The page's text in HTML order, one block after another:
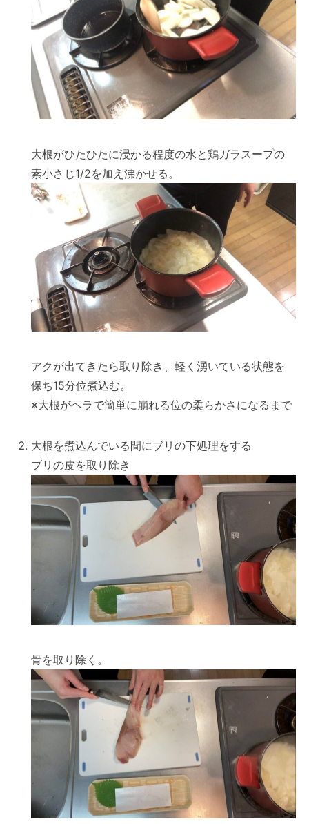
大根がひたひたに浸かる程度の水と鶏ガラスープの
素小さじ1/2を加え沸かせる。
アクが出てきたら取り除き、軽く湧いている状態を
保ち15分位煮込む。
※大根がヘラで簡単に崩れる位の柔らかさになるまで
大根を煮込んでいる間にブリの下処理をする
ブリの皮を取り除き
骨を取り除く。